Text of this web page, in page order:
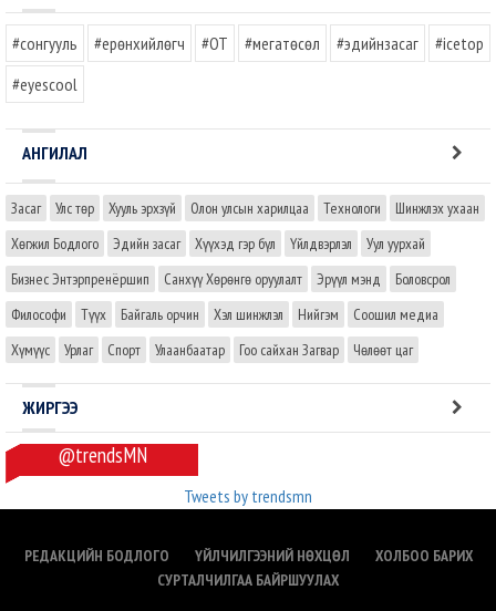
#сонгууль #ерөнхийлөгч #OT #мегатөсөл #эдийнзасаг
#icetop
#eyescool
АНГИЛАЛ
Засаг Улс төр Хууль эрхзүй Олон улсын харилцаа Технологи
Шинжлэх ухаан
Хөгжил Бодлого
Эдийн засаг Хүүхэд гэр бүл Үйлдвэрлэл
Уул уурхай
Бизнес Энтэрпренёршип
Санхүү Хөрөнгө оруулалт Эрүүл мэнд
Боловсрол
Философи
Түүх Байгаль орчин Хэл шинжлэл Нийгэм
Соошил медиа
Хүмүүс
Урлаг Спорт Улаанбаатар Гоо сайхан Загвар Чөлөөт цаг
ЖИРГЭЭ
@trendsMN
Tweets by trendsmn
РЕДАКЦИЙН БОДЛОГО ҮЙЛЧИЛГЭЭНИЙ НӨХЦӨЛ
ХОЛБОО БАРИХ
СУРТАЛЧИЛГАА БАЙРШУУЛАХ